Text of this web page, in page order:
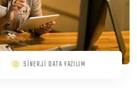
SİNERJİ DATA YAZILIM